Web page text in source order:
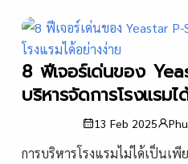
8 ฟีเจอร์เด่นของ
บริหารจัดการโรงแรม
13 Feb 2025
การบริหารโรงแรมไม่ได้เป็นเ